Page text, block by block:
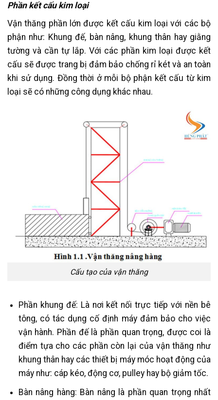
Phần kết cấu kim loại
Vận thăng phần lớn được kết cấu kim loại với các bộ
phận như: Khung đế, bàn nâng, khung thân hay giằng
tường và cần tự lắp. Với các phần kim loại được kết
cấu sẽ được trang bị đảm bảo chống rỉ két và an toàn
khi sử dụng. Đồng thời ở mỗi bộ phận kết cấu từ kim
loại sẽ có những công dụng khác nhau.
Cấu tạo của vận thăng
Phần khung đế: Là nơi kết nối trực tiếp với nền bê
tông, có tác dụng cố định máy đảm bảo cho việc
vận hành. Phần đế là phần quan trọng, được coi là
điểm tựa cho các phần còn lại của vận thăng như
khung thân hay các thiết bị máy móc hoạt động của
máy như: cáp kéo, động cơ, pulley hay bộ giảm tốc.
Bàn nâng hàng: Bàn nâng là phần quan trọng nhất